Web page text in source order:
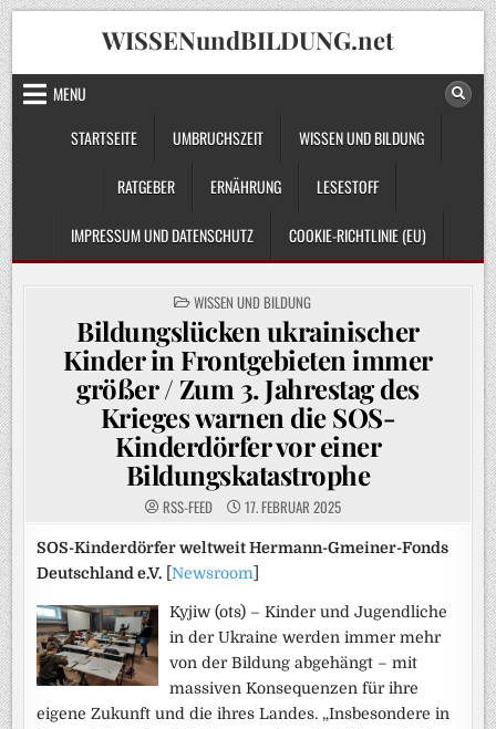
Skip
to
content
WISSENundBILDUNG.net
MENU
STARTSEITE
UMBRUCHSZEIT WISSEN UND BILDUNG
RATGEBER ERNÄHRUNG LESESTOFF
IMPRESSUM UND DATENSCHUTZ COOKIE-RICHTLINIE (EU)
POSTED
IN
WISSEN UND BILDUNG
Bildungslücken ukrainischer
Kinder in Frontgebieten immer
größer / Zum 3. Jahrestag des
Krieges warnen die SOS-
Kinderdörfer vor einer
Bildungskatastrophe
RSS-FEED 17. FEBRUAR 2025
SOS-Kinderdörfer weltweit Hermann-Gmeiner-Fonds
Deutschland e.V. [Newsroom
Kyjiw (ots) – Kinder und Jugendliche
in der Ukraine werden immer mehr
von der Bildung abgehängt – mit
massiven Konsequenzen für ihre
eigene Zukunft und die ihres Landes. „Insbesondere in